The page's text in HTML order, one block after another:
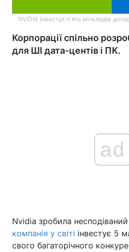
NVIDIA інвестує п'ять мільярдів
Корпорації спільно
для ШІ дата-центів і ПК.
ad
Nvidia зробила
компанія у світі інвестує 5
свого багаторічного